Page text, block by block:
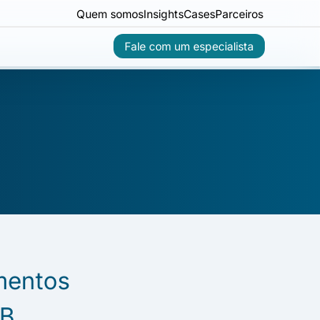
Quem somosInsightsCasesParceiros
Fale com um especialista